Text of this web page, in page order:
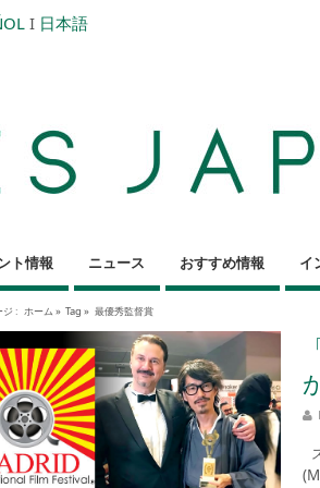
I 日本語
ト情報 ニュース おすすめ情報 イ
ジ : ホーム » Tag » 最優秀監督賞